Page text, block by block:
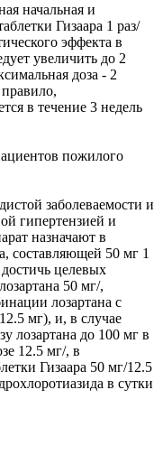
начальная и
Гизаара 1 раз/
эффекта в
увеличить до 2
доза - 2
в течение 3 недель
пожилого
заболеваемости и
гипертензией и
назначают в
составляющей 50 мг 1
целевых
50 мг/,
лозартана с
мг), и, в случае
лозартана до 100 мг в
12.5 мг/, в
Гизаара 50 мг/12.5
в сутки